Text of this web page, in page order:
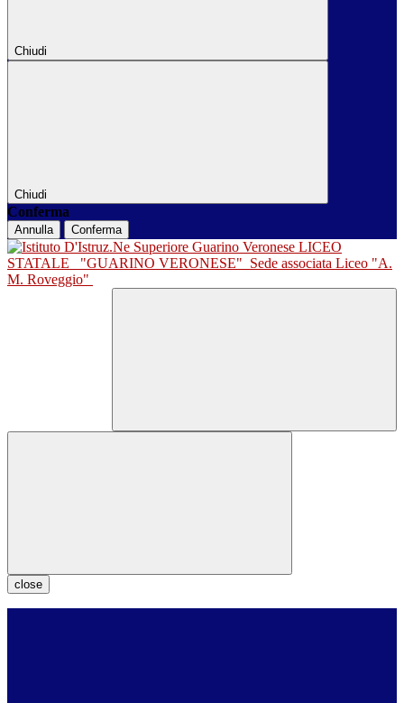
Chiudi
Chiudi
Conferma
Annulla Conferma
LICEO
STATALE
"GUARINO VERONESE" Sede associata Liceo "A.
M. Roveggio"
close